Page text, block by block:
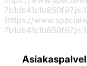
(https://